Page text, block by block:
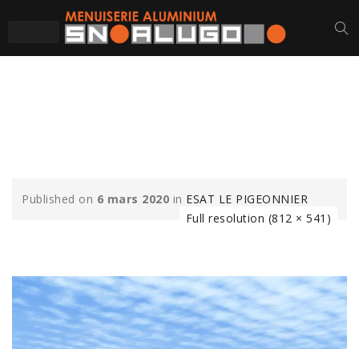
Published on 6 mars 2020 in ESAT LE PIGEONNIER
Full resolution (812 × 541)